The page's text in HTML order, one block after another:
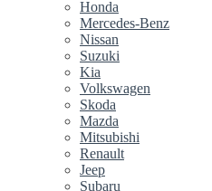
Honda
Mercedes-Benz
Nissan
Suzuki
Kia
Volkswagen
Skoda
Mazda
Mitsubishi
Renault
Jeep
Subaru